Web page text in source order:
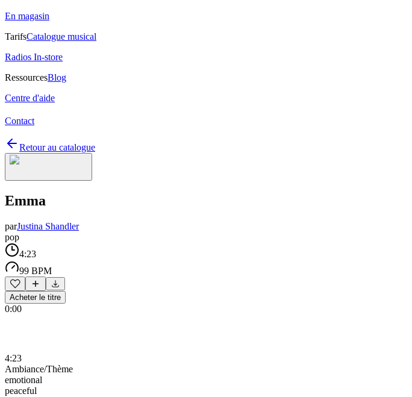
En magasin
TarifsCatalogue musical
Radios In-store
RessourcesBlog
Centre d'aide
Contact
Retour au catalogue
Emma
parJustina Shandler
pop
4:23
99 BPM
Acheter le titre
0:00
4:23
Ambiance/Thème
emotional
peaceful